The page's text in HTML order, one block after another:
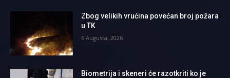
Zbog velikih vrućina povećan broj požara
u TK
6 Augusta, 2026
Biometrija i skeneri će razotkriti ko je